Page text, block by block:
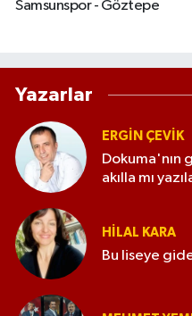
Samsunspor - Göztepe
Yazarlar
ERGIN ÇEVİK
Dokuma'nın
akılla mı
HILAL KARA
Bu liseye